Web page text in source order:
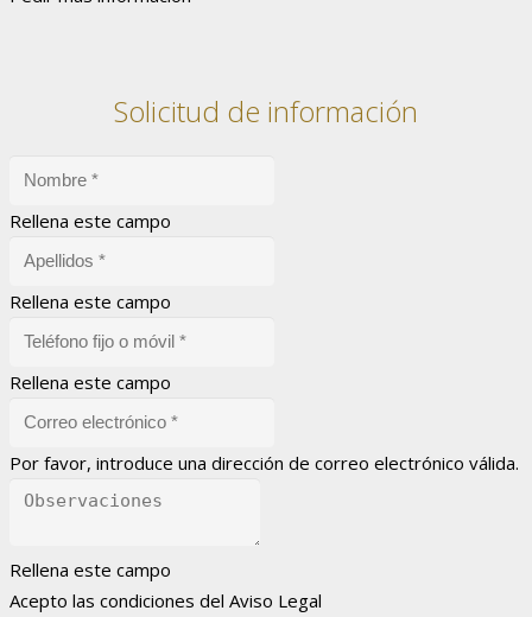
EN
Solicitud de información
Rellena este campo
Rellena este campo
Rellena este campo
Por favor, introduce una dirección de correo electrónico válida.
Rellena este campo
Acepto las condiciones del Aviso Legal